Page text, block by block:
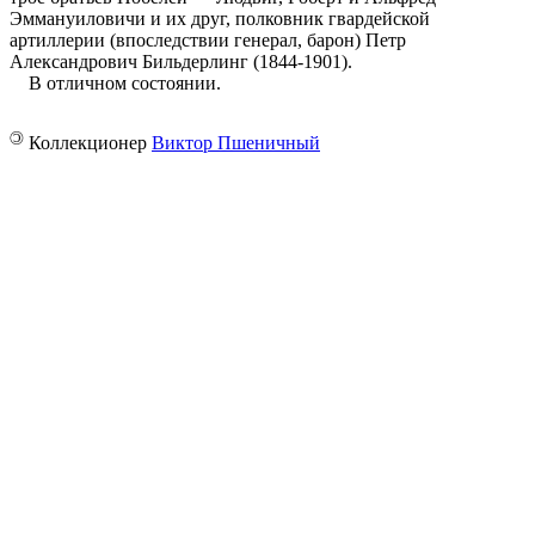
Эммануиловичи и их друг, полковник гвардейской
артиллерии (впоследствии генерал, барон) Петр
Александрович Бильдерлинг (1844-1901).
В отличном состоянии.
© Коллекционер Виктор Пшеничный